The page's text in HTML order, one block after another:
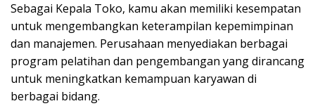
Sebagai Kepala Toko, kamu akan memiliki kesempatan
untuk mengembangkan keterampilan kepemimpinan
dan manajemen. Perusahaan menyediakan berbagai
program pelatihan dan pengembangan yang dirancang
untuk meningkatkan kemampuan karyawan di
berbagai bidang.